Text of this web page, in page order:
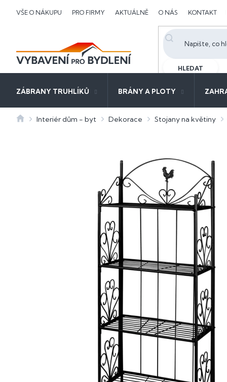
VŠE O NÁKUPU PRO FIRMY AKTUÁLNĚ O NÁS KONTAKT
HLEDAT
ZÁBRANY TRUHLÍKŮ BRÁNY A PLOTY
DomůInteriér dům - byt Dekorace Stojany na květiny